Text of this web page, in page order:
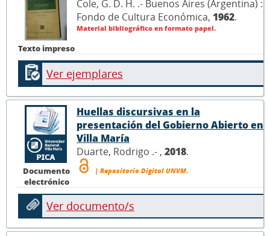
Texto impreso
Cole, G. D. H. .- Buenos Aires (Argentina) :
Fondo de Cultura Económica, 1962.
Material bibliográfico en formato papel.
Ver ejemplares
Documento
electrónico
Huellas discursivas en la
presentación del Gobierno Abierto en
Villa María
Duarte, Rodrigo .- , 2018.
| Repositorio Digital UNVM.
Ver documento/s